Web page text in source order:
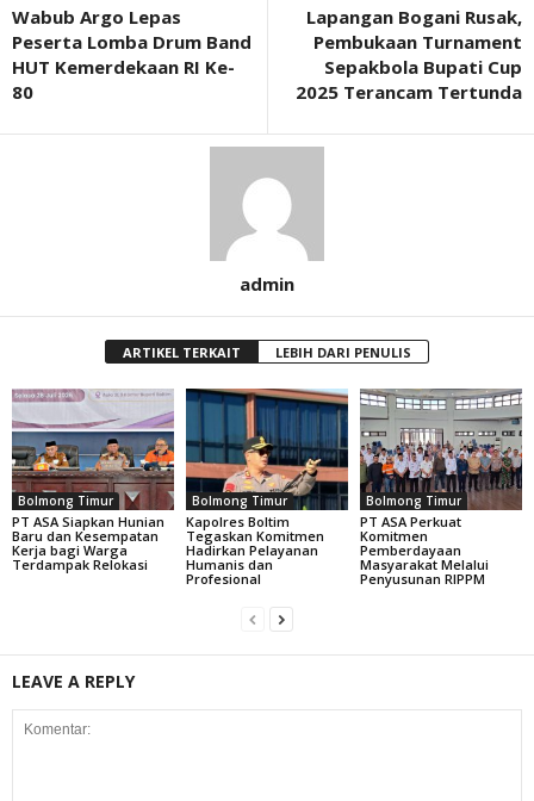
Wabub Argo Lepas
Peserta Lomba Drum Band
HUT Kemerdekaan RI Ke-
80
Lapangan Bogani Rusak,
Pembukaan Turnament
Sepakbola Bupati Cup
2025 Terancam Tertunda
admin
ARTIKEL TERKAIT LEBIH DARI PENULIS
Bolmong Timur
PT ASA Siapkan Hunian
Baru dan Kesempatan
Kerja bagi Warga
Terdampak Relokasi
Bolmong Timur
Kapolres Boltim
Tegaskan Komitmen
Hadirkan Pelayanan
Humanis dan
Profesional
Bolmong Timur
PT ASA Perkuat
Komitmen
Pemberdayaan
Masyarakat Melalui
Penyusunan RIPPM
LEAVE A REPLY